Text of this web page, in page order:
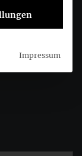
Impressum